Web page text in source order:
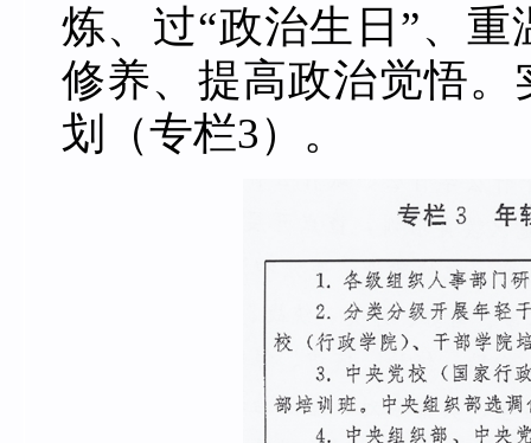
炼、过“政治生日”、
修养、提高政治觉悟
划（专栏3）。